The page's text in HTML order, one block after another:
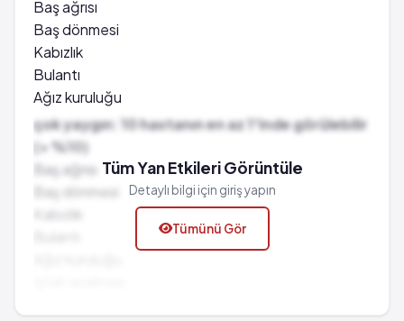
Baş ağrısı
Baş dönmesi
Kabızlık
Bulantı
Ağız kuruluğu
Iştah azalması
Halüsinasyon
Terleme
Anksiyete
El ve ayaklarda soğukluk
Hareket bozuklukları
çok yaygın: 10 hastanın en az 1'inde görülebilir
(> %10)
Baş ağrısı
Baş dönmesi
Kabızlık
Tüm Yan Etkileri Görüntüle
Detaylı bilgi için giriş yapın
Tümünü Gör